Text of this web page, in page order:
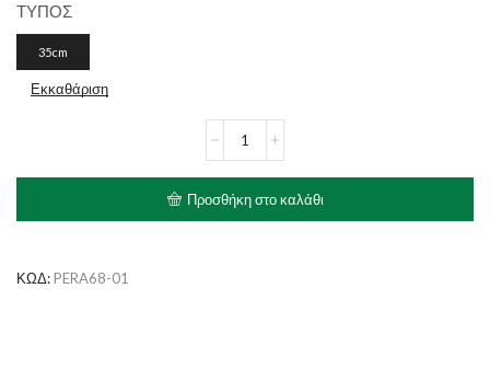
ΤΥΠΟΣ
35cm
Εκκαθάριση
για
Γάτες
Προσθήκη στο καλάθι
ΚΩΔ: PERA68-01